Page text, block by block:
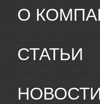
О
СТАТЬИ